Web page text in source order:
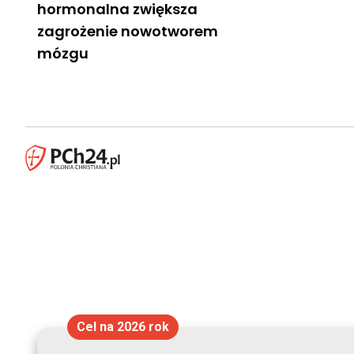
hormonalna zwiększa
zagrożenie nowotworem
mózgu
Cel na 2026 rok